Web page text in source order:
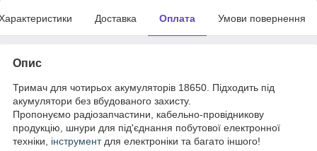
Доставка Оплата Умови повернення
Опис
Тримач для чотирьох акумуляторів 18650. Підходить під
акумулятори без вбудованого захисту.
Пропонуємо радіозапчастини, кабельно-провідникову
продукцію, шнури для під'єднання побутової електронної
техніки, інструментдля електроніки та багато іншого!